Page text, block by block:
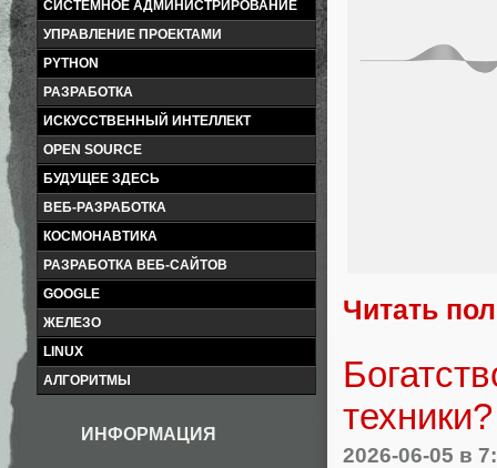
СИСТЕМНОЕ АДМИНИСТРИРОВАНИЕ
УПРАВЛЕНИЕ ПРОЕКТАМИ
PYTHON
РАЗРАБОТКА
ИСКУССТВЕННЫЙ ИНТЕЛЛЕКТ
OPEN SOURCE
БУДУЩЕЕ ЗДЕСЬ
ВЕБ-РАЗРАБОТКА
КОСМОНАВТИКА
РАЗРАБОТКА ВЕБ-САЙТОВ
GOOGLE
ЖЕЛЕЗО
LINUX
АЛГОРИТМЫ
ИНФОРМАЦИЯ
Читать
техники?
2026-06-05 в